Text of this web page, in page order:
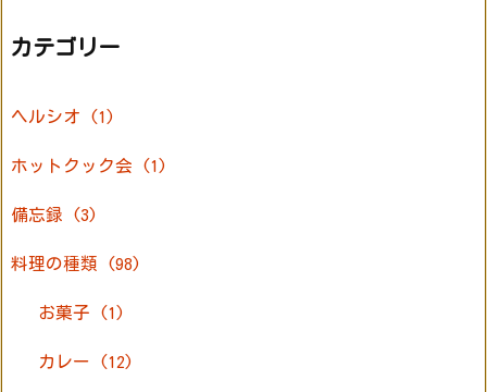
カテゴリー
ヘルシオ (1)
ホットクック会 (1)
備忘録 (3)
料理の種類 (98)
お菓子 (1)
カレー (12)